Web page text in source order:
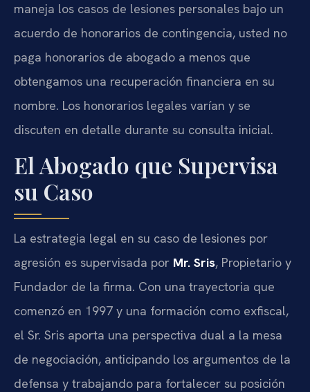
maneja los casos de lesiones personales bajo un
acuerdo de honorarios de contingencia, usted no
paga honorarios de abogado a menos que
obtengamos una recuperación financiera en su
nombre. Los honorarios legales varían y se
discuten en detalle durante su consulta inicial.
El Abogado que Supervisa
su Caso
La estrategia legal en su caso de lesiones por
agresión es supervisada por Mr. Sris, Propietario y
Fundador de la firma. Con una trayectoria que
comenzó en 1997 y una formación como exfiscal,
el Sr. Sris aporta una perspectiva dual a la mesa
de negociación, anticipando los argumentos de la
defensa y trabajando para fortalecer su posición